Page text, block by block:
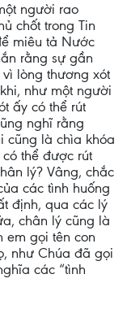
người rao
chốt trong Tin
miêu tả Nước
rằng sự gần
lòng thương xót
như một người
ấy có thể rút
nghĩ rằng
cũng là chìa khóa
thể được rút
lý? Vâng, chắc
các tình huống
định, qua các lý
chân lý cũng là
em gọi tên con
như Chúa đã gọi
các “tình